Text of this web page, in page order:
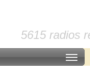
5615 radios